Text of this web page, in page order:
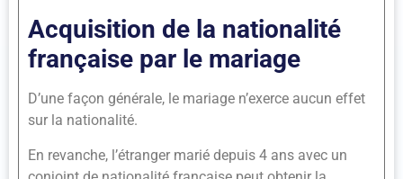
Acquisition de la nationalité
française par le mariage
D’une façon générale, le mariage n’exerce aucun effet
sur la nationalité.
En revanche, l’étranger marié depuis 4 ans avec un